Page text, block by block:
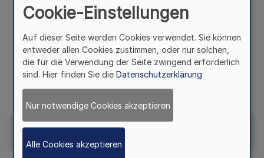
Mehr
(KOPFERLASS)
Sport in der Polizei (LF 290)
RdErl. d. Innenministeriums
Cookie-Einstellungen
Auf dieser Seite werden Cookies verwendet. Sie können
entweder allen Cookies zustimmen, oder nur solchen,
die für die Verwendung der Seite zwingend erforderlich
sind. Hier finden Sie die Datenschutzerklärung
Nur notwendige Cookies akzeptieren
Alle Cookies akzeptieren